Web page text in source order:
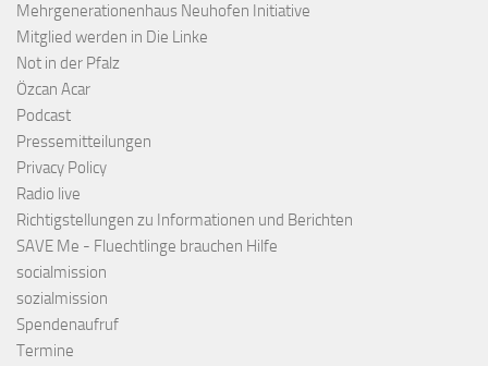
Mehrgenerationenhaus Neuhofen Initiative
Mitglied werden in Die Linke
Not in der Pfalz
Özcan Acar
Podcast
Pressemitteilungen
Privacy Policy
Radio live
Richtigstellungen zu Informationen und Berichten
SAVE Me - Fluechtlinge brauchen Hilfe
socialmission
sozialmission
Spendenaufruf
Termine